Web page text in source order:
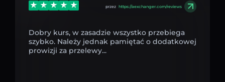
przez https://aexchanger.com/reviews
Dobry kurs, w zasadzie wszystko przebiega
szybko. Należy jednak pamiętać o dodatkowej
prowizji za przelewy...